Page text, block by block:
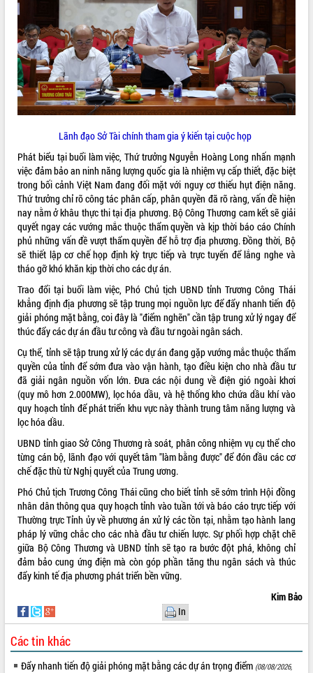
Lãnh đạo Sở Tài chính tham gia ý kiến tại cuộc họp
Phát biểu tại buổi làm việc, Thứ trưởng Nguyễn Hoàng Long nhấn mạnh
việc đảm bảo an ninh năng lượng quốc gia là nhiệm vụ cấp thiết, đặc biệt
trong bối cảnh Việt Nam đang đối mặt với nguy cơ thiếu hụt điện năng.
Thứ trưởng chỉ rõ công tác phân cấp, phân quyền đã rõ ràng, vấn đề hiện
nay nằm ở khâu thực thi tại địa phương. Bộ Công Thương cam kết sẽ giải
quyết ngay các vướng mắc thuộc thẩm quyền và kịp thời báo cáo Chính
phủ những vấn đề vượt thẩm quyền để hỗ trợ địa phương. Đồng thời, Bộ
sẽ thiết lập cơ chế họp định kỳ trực tiếp và trực tuyến để lắng nghe và
tháo gỡ khó khăn kịp thời cho các dự án.
Trao đổi tại buổi làm việc, Phó Chủ tịch UBND tỉnh Trương Công Thái
khẳng định địa phương sẽ tập trung mọi nguồn lực để đẩy nhanh tiến độ
giải phóng mặt bằng, coi đây là "điểm nghẽn" cần tập trung xử lý ngay để
thúc đẩy các dự án đầu tư công và đầu tư ngoài ngân sách.
Cụ thể, tỉnh sẽ tập trung xử lý các dự án đang gặp vướng mắc thuộc thẩm
quyền của tỉnh để sớm đưa vào vận hành, tạo điều kiện cho nhà đầu tư
đã giải ngân nguồn vốn lớn. Đưa các nội dung về điện gió ngoài khơi
(quy mô hơn 2.000MW), lọc hóa dầu, và hệ thống kho chứa dầu khí vào
quy hoạch tỉnh để phát triển khu vực này thành trung tâm năng lượng và
lọc hóa dầu.
UBND tỉnh giao Sở Công Thương rà soát, phân công nhiệm vụ cụ thể cho
từng cán bộ, lãnh đạo với quyết tâm "làm bằng được" để đón đầu các cơ
chế đặc thù từ Nghị quyết của Trung ương.
Phó Chủ tịch Trương Công Thái cũng cho biết tỉnh sẽ sớm trình Hội đồng
nhân dân thông qua quy hoạch tỉnh vào tuần tới và báo cáo trực tiếp với
Thường trực Tỉnh ủy về phương án xử lý các tồn tại, nhằm tạo hành lang
pháp lý vững chắc cho các nhà đầu tư chiến lược. Sự phối hợp chặt chẽ
giữa Bộ Công Thương và UBND tỉnh sẽ tạo ra bước đột phá, không chỉ
đảm bảo cung ứng điện mà còn góp phần tăng thu ngân sách và thúc
đẩy kinh tế địa phương phát triển bền vững.
Kim Bảo
In
Các tin khác
Đẩy nhanh tiến độ giải phóng mặt bằng các dự án trọng điểm (08/08/2026,